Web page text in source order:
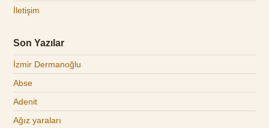
İletişim
Son Yazılar
İzmir Dermanoğlu
Abse
Adenit
Ağız yaraları